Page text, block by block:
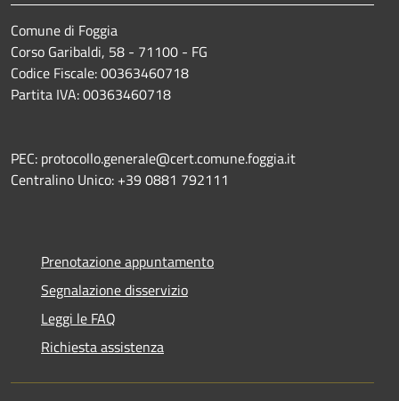
Comune di Foggia
Corso Garibaldi, 58 - 71100 - FG
Codice Fiscale: 00363460718
Partita IVA: 00363460718
PEC: protocollo.generale@cert.comune.foggia.it
Centralino Unico: +39 0881 792111
Prenotazione appuntamento
Segnalazione disservizio
Leggi le FAQ
Richiesta assistenza